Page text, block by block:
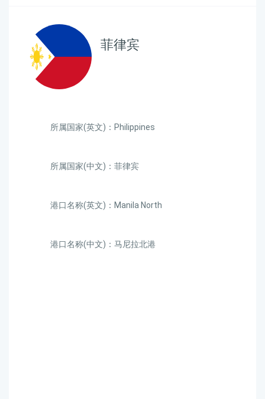
菲律宾
所属国家(英文)：Philippines
所属国家(中文)：菲律宾
港口名称(英文)：Manila North
港口名称(中文)：马尼拉北港